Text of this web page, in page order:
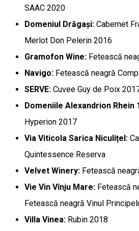
SAAC 2020
Domeniul Drăgași: Cabernet
Merlot Don Pelerin 2016
Gramofon Wine: Fetească
Navigo: Fetească neagră
SERVE: Cuvee Guy de Poix
Domeniile Alexandrion Rhein
Hyperion 2017
Via Viticola Sarica Niculițel:
Quintessence Reserva
Velvet Winery: Fetească
Vie Vin Vînju Mare: Fetească
Fetească neagră Vinul
Villa Vinea: Rubin 2018